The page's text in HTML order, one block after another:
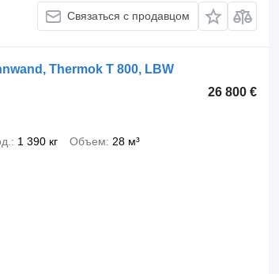
Связаться с продавцом
Thermok T 800, LBW
26 800 €
1 390 кг Объем
28 м³